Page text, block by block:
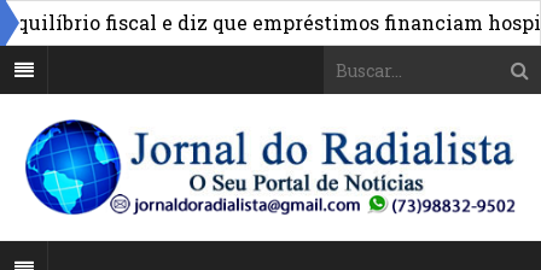
fiscal e diz que empréstimos financiam hospitais